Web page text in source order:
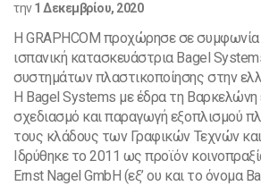
την1 Δεκεμβρίου, 2020
Η GRAPHCOM προχώρησε σε συμφωνία
ισπανική κατασκευάστρια Bagel
συστημάτων πλαστικοποίησης στην
Η Bagel Systems με έδρα τη Βαρκελώνη
σχεδιασμό και παραγωγή εξοπλισμού
τους κλάδους των Γραφικών Τεχνών
Ιδρύθηκε το 2011 ως προϊόν
Ernst Nagel GmbH (εξ’ ου και το όνομα